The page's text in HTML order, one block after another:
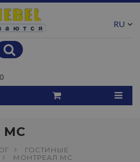
RU
МС
ГОСТИНЫЕ
МОНТРЕАЛ МС